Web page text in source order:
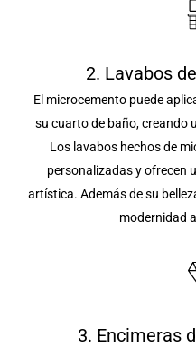
2. Lavabos
El microcemento puede
su cuarto de baño, creando
Los lavabos hechos de
personalizadas y ofrecen
artística. Además de su
modernidad
3. Encimeras